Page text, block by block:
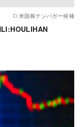
米国株テンバガー候補